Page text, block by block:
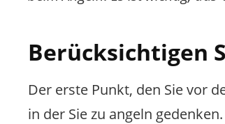
Berücksichtigen
Der erste Punkt, den Sie vor
in der Sie zu angeln